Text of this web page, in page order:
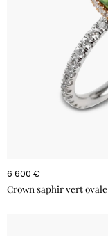
Crown saphir vert ovale
6 600 €